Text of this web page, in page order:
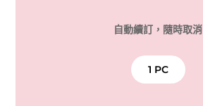
自動續訂，隨時取消
1 PC